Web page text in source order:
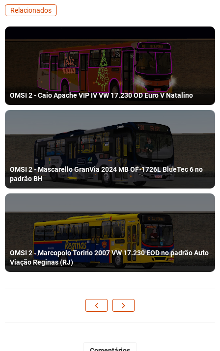
Relacionados
OMSI 2 - Caio Apache VIP IV VW 17.230 OD Euro V Natalino
OMSI 2 - Mascarello GranVia 2024 MB OF-1726L BlueTec 6 no
padrão BH
OMSI 2 - Marcopolo Torino 2007 VW 17.230 EOD no padrão Auto
Viação Reginas (RJ)